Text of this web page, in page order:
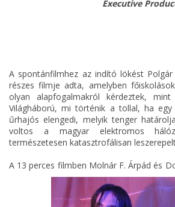
Executive
A spontánfilmhez az indító lökést
részes filmje adta, amelyben
olyan alapfogalmakról kérdeztek,
Világháború, mi történik a tollal, ha
űrhajós elengedi, melyik tenger
voltos a magyar elektromos
természetesen katasztrofálisan
A 13 perces filmben Molnár F. Árpád és